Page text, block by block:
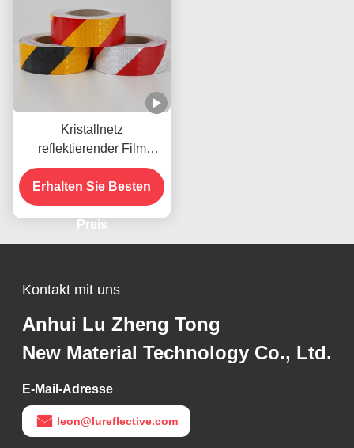
Kristallnetz
reflektierender Film
Aufkleber
selbstklebendes Gitter
reflektierendes Vinyl für
Straßenschilder
Erhalten Sie Besten
Preis
Kontakt mit uns
Anhui Lu Zheng Tong
New Material Technology Co., Ltd.
E-Mail-Adresse
leon@lureflective.com